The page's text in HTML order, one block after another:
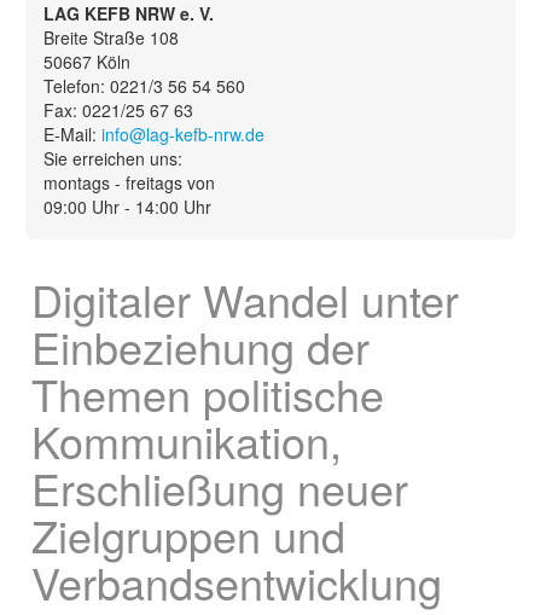
Projekte
Digitalisierung
Service
LAG KEFB NRW e. V.
Breite Straße 108
50667 Köln
Telefon: 0221/3 56 54 560
Fax: 0221/25 67 63
E-Mail: info@lag-kefb-nrw.de
Sie erreichen uns:
montags - freitags von
09:00 Uhr - 14:00 Uhr
Digitaler Wandel unter
Einbeziehung der
Themen politische
Kommunikation,
Erschließung neuer
Zielgruppen und
Verbandsentwicklung